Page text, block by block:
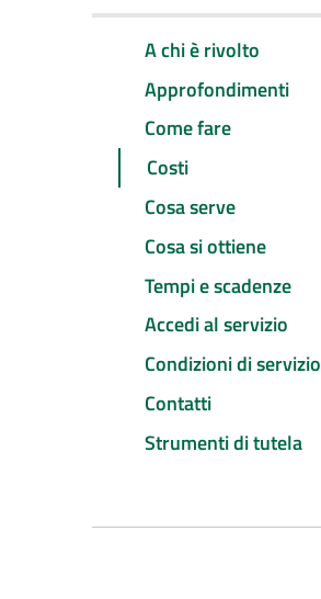
A chi è rivolto
Approfondimenti
Come fare
Costi
Cosa serve
Cosa si ottiene
Tempi e scadenze
Accedi al servizio
Condizioni di servizio
Contatti
Strumenti di tutela